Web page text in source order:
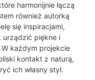
harmonijnie łączą
również autorką
się inspiracjami,
urządzić piękne i
każdym projekcie
kontakt z naturą,
ich własny styl.